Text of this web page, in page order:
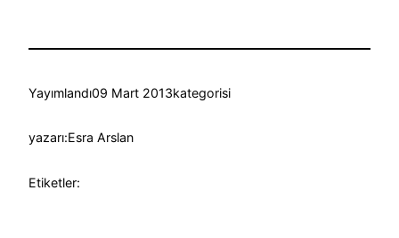
Yayımlandı09 Mart 2013kategorisi
yazarı:Esra Arslan
Etiketler: